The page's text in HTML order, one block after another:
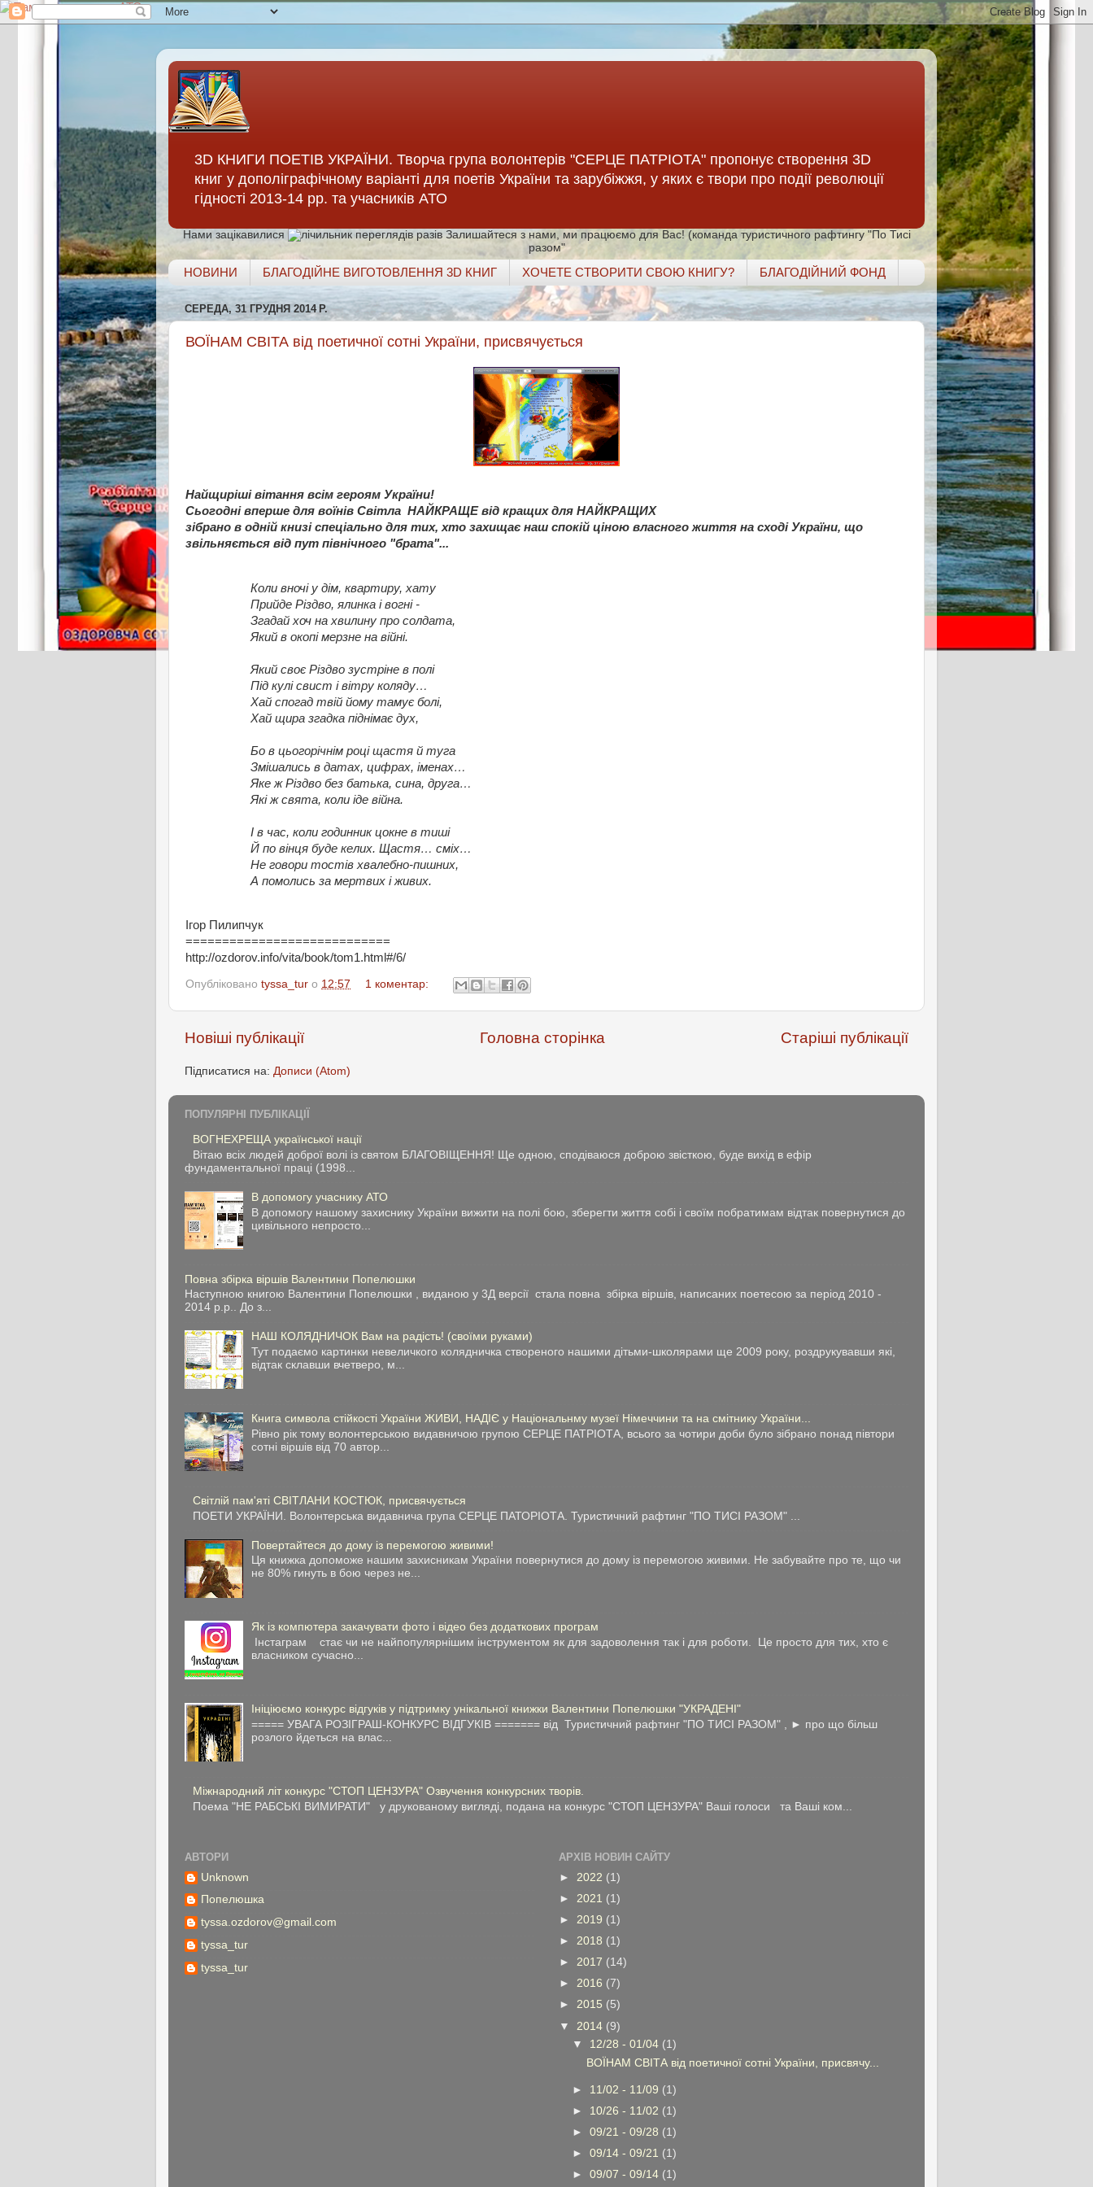
3D КНИГИ ПОЕТІВ УКРАЇНИ. Творча група волонтерів "СЕРЦЕ ПАТРІОТА" пропонує створення 3D
книг у дополіграфічному варіанті для поетів України та зарубіжжя, у яких є твори про події революції
гідності 2013-14 рр. та учасників АТО
Нами зацікавилися
разів Залишайтеся з нами, ми працюємо для Вас! (команда туристичного рафтингу "По Тисі
разом"
НОВИНИ БЛАГОДІЙНЕ ВИГОТОВЛЕННЯ 3D КНИГ ХОЧЕТЕ СТВОРИТИ СВОЮ КНИГУ? БЛАГОДІЙНИЙ ФОНД
СЕРЕДА, 31 ГРУДНЯ 2014 Р.
ВОЇНАМ СВІТА від поетичної сотні України, присвячується
Найщиріші вітання всім героям України!
Сьогодні вперше для воїнів Світла НАЙКРАЩЕ від кращих для НАЙКРАЩИХ
зібрано в одній книзі спеціально для тих, хто захищає наш спокій ціною власного життя на сході України, що
звільняється від пут північного "брата"...
Коли вночі у дім, квартиру, хату
Прийде Різдво, ялинка і вогні -
Згадай хоч на хвилину про солдата,
Який в окопі мерзне на війні.
Який своє Різдво зустріне в полі
Під кулі свист і вітру коляду…
Хай спогад твій йому тамує болі,
Хай щира згадка піднімає дух,
Бо в цьогорічнім році щастя й туга
Змішались в датах, цифрах, іменах…
Яке ж Різдво без батька, сина, друга…
Які ж свята, коли іде війна.
І в час, коли годинник цокне в тиші
Й по вінця буде келих. Щастя… сміх…
Не говори тостів хвалебно-пишних,
А помолись за мертвих і живих.
Ігор Пилипчук
============================
http://ozdorov.info/vita/book/tom1.html#/6/
Опубліковано tyssa_tur о 12:57 1 коментар:
Новіші публікації Старіші публікації
Головна сторінка
Підписатися на: Дописи (Atom)
ПОПУЛЯРНІ ПУБЛІКАЦІЇ
ВОГНЕХРЕЩА української нації
Вітаю всіх людей доброї волі із святом БЛАГОВІЩЕННЯ! Ще одною, сподіваюся доброю звісткою, буде вихід в ефір
фундаментальної праці (1998...
В допомогу учаснику АТО
В допомогу нашому захиснику України вижити на полі бою, зберегти життя собі і своїм побратимам відтак повернутися до
цивільного непросто...
Повна збірка віршів Валентини Попелюшки
Наступною книгою Валентини Попелюшки , виданою у 3Д версії стала повна збірка віршів, написаних поетесою за період 2010 -
2014 р.р.. До з...
НАШ КОЛЯДНИЧОК Вам на радість! (своїми руками)
Тут подаємо картинки невеличкого колядничка створеного нашими дітьми-школярами ще 2009 року, роздрукувавши які,
відтак склавши вчетверо, м...
Книга символа стійкості України ЖИВИ, НАДІЄ у Національнму музеї Німеччини та на смітнику України...
Рівно рік тому волонтерською видавничою групою СЕРЦЕ ПАТРІОТА, всього за чотири доби було зібрано понад півтори
сотні віршів від 70 автор...
Світлій пам'яті СВІТЛАНИ КОСТЮК, присвячується
ПОЕТИ УКРАЇНИ. Волонтерська видавнича група СЕРЦЕ ПАТОРІОТА. Туристичний рафтинг "ПО ТИСІ РАЗОМ" ...
Повертайтеся до дому із перемогою живими!
Ця книжка допоможе нашим захисникам України повернутися до дому із перемогою живими. Не забувайте про те, що чи
не 80% гинуть в бою через не...
Як із компютера закачувати фото і відео без додаткових програм
Інстаграм стає чи не найпопулярнішим інструментом як для задоволення так і для роботи. Це просто для тих, хто є
власником сучасно...
Ініціюємо конкурс відгуків у підтримку унікальної книжки Валентини Попелюшки "УКРАДЕНІ"
===== УВАГА РОЗІГРАШ-КОНКУРС ВІДГУКІВ ======= від Туристичний рафтинг "ПО ТИСІ РАЗОМ" , ► про що більш
розлого йдеться на влас...
Міжнародний літ конкурс "СТОП ЦЕНЗУРА" Озвучення конкурсних творів.
Поема "НЕ РАБСЬКІ ВИМИРАТИ" у друкованому вигляді, подана на конкурс "СТОП ЦЕНЗУРА" Ваші голоси та Ваші ком...
АВТОРИ
Unknown
Попелюшка
tyssa.ozdorov@gmail.com
tyssa_tur
tyssa_tur
АРХІВ НОВИН САЙТУ
► 2022 (1)
► 2021 (1)
► 2019 (1)
► 2018 (1)
► 2017 (14)
► 2016 (7)
► 2015 (5)
▼ 2014 (9)
▼ 12/28 - 01/04 (1)
ВОЇНАМ СВІТА від поетичної сотні України, присвячу...
► 11/02 - 11/09 (1)
► 10/26 - 11/02 (1)
►09/21 - 09/28 (1)
►09/14 - 09/21 (1)
►09/07 - 09/14 (1)